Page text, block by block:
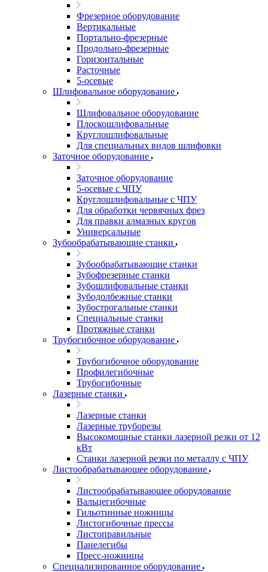
Фрезерное оборудование
Вертикальные
Портально-фрезерные
Продольно-фрезерные
Горизонтальные
Расточные
5-осевые
Шлифовальное оборудование
Шлифовальное оборудование
Плоскошлифовальные
Круглошлифовальные
Для специальных видов шлифовки
Заточное оборудование
Заточное оборудование
5-осевые с ЧПУ
Круглошлифовальные с ЧПУ
Для обработки червячных фрез
Для правки алмазных кругов
Универсальные
Зубообрабатывающие станки
Зубообрабатывающие станки
Зубофрезерные станки
Зубошлифовальные станки
Зубодолбежные станки
Зубострогальные станки
Специальные станки
Протяжные станки
Трубогибочное оборудование
Трубогибочное оборудование
Профилегибочные
Трубогибочные
Лазерные станки
Лазерные станки
Лазерные труборезы
Высокомощные станки лазерной резки от 12
кВт
Станки лазерной резки по металлу с ЧПУ
Листообрабатывающее оборудование
Листообрабатывающее оборудование
Вальцегибочные
Гильотинные ножницы
Листогибочные прессы
Листоправильные
Панелегибы
Пресс-ножницы
Специализированное оборудование